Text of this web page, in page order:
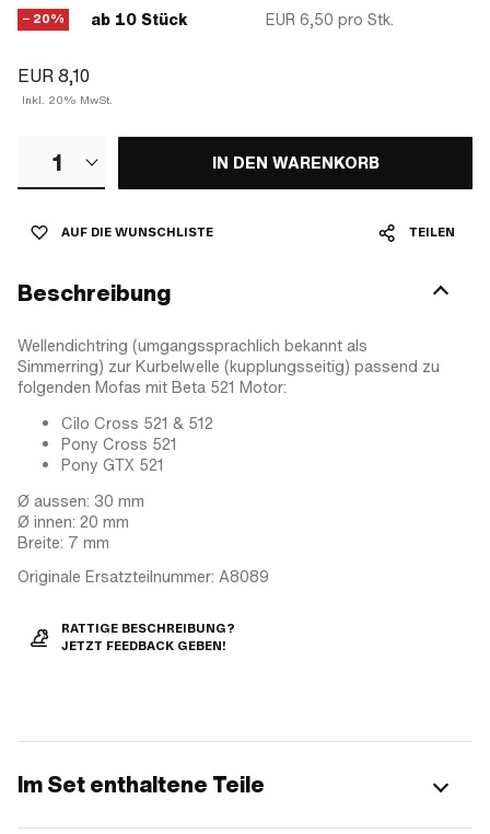
− 20% ab 10 Stück EUR 6,50 pro Stk.
EUR 8,10
Inkl. 20% MwSt.
1 IN DEN WARENKORB
AUF DIE WUNSCHLISTE TEILEN
Beschreibung
Wellendichtring (umgangssprachlich bekannt als
Simmerring) zur Kurbelwelle (kupplungsseitig) passend zu
folgenden Mofas mit Beta 521 Motor:
Cilo Cross 521 & 512
Pony Cross 521
Pony GTX 521
Ø aussen: 30 mm
Ø innen: 20 mm
Breite: 7 mm
Originale Ersatzteilnummer: A8089
RATTIGE BESCHREIBUNG?
JETZT FEEDBACK GEBEN!
Im Set enthaltene Teile